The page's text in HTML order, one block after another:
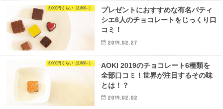
3,000円くらい（2,800~）
プレゼントにおすすめな有名パティ
シエ6人のチョコレートをじっくり口
コミ！
2019.02.27
3,000円くらい（2,800~）
AOKI 2019のチョコレート6種類を
全部口コミ！世界が注目するその味
とは！？
2019.02.02